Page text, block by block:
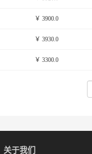
￥ 3900.0
￥ 3930.0
￥ 3300.0
关于我们